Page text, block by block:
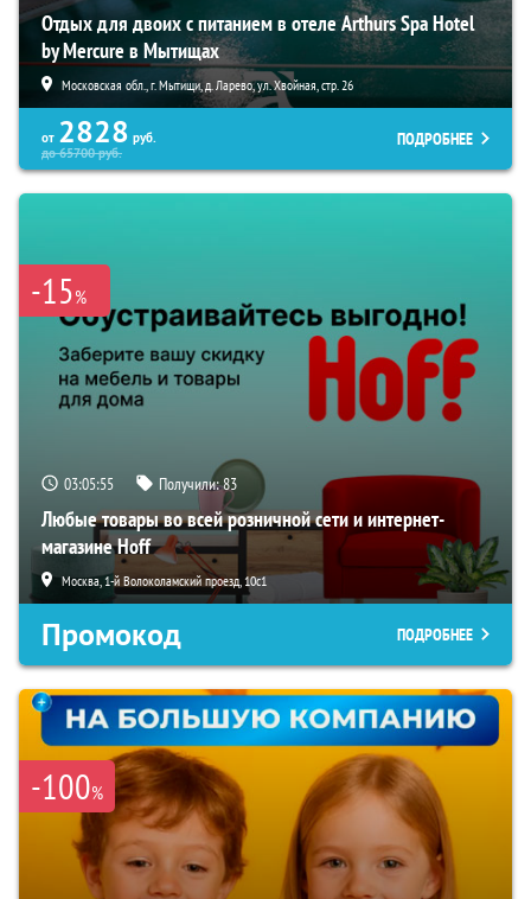
Отдых для двоих с питанием в отеле Arthurs Spa Hotel
by Mercure в Мытищах
Московская обл., г. Мытищи, д. Ларево, ул. Хвойная, стр. 26
от 2828 руб.
до65700руб.
ПОДРОБНЕЕ
-15%
03:05:54 Получили:83
Любые товары во всей розничной сети и интернет-
магазине Hoff
Москва, 1-й Волоколамский проезд, 10с1
Промокод ПОДРОБНЕЕ
-100%